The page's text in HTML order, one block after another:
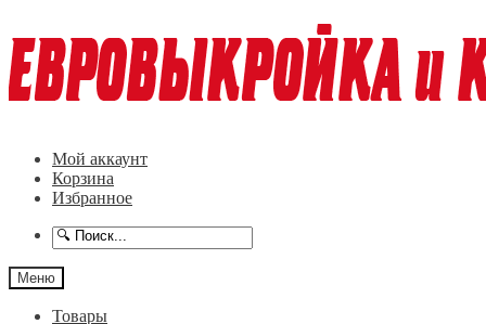
к
навигации
к
содержимому
Мой аккаунт
Корзина
Избранное
Меню
Товары